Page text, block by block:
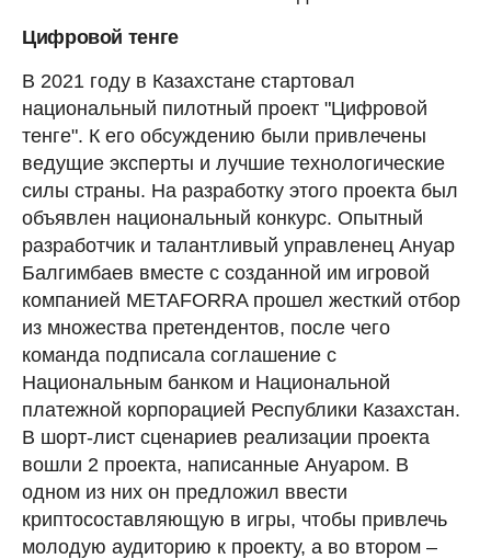
Цифровой тенге
В 2021 году в Казахстане стартовал
национальный пилотный проект "Цифровой
тенге". К его обсуждению были привлечены
ведущие эксперты и лучшие технологические
силы страны. На разработку этого проекта был
объявлен национальный конкурс. Опытный
разработчик и талантливый управленец Ануар
Балгимбаев вместе с созданной им игровой
компанией METAFORRA прошел жесткий отбор
из множества претендентов, после чего
команда подписала соглашение с
Национальным банком и Национальной
платежной корпорацией Республики Казахстан.
В шорт-лист сценариев реализации проекта
вошли 2 проекта, написанные Ануаром. В
одном из них он предложил ввести
криптосоставляющую в игры, чтобы привлечь
молодую аудиторию к проекту, а во втором –